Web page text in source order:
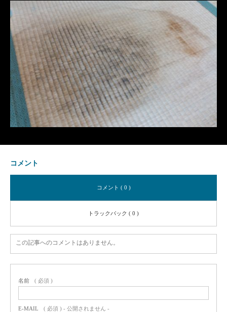
コメント
コメント ( 0 )
トラックバック ( 0 )
この記事へのコメントはありません。
名前 ( 必須 )
E-MAIL ( 必須 ) - 公開されません -